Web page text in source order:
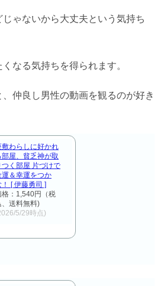
ゃないから大丈夫という気持ち
なる気持ちを得られます。
仲良し男性の動画を観るのが好き
敷わらしに好かれ
部屋、貧乏神が取
つく部屋 片づけで
運＆幸運をつか
！ [ 伊藤勇司 ]
格：1,540円（税
、送料無料)
5/29時点)